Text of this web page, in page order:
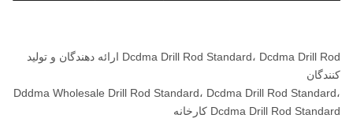
Dcdma Drill Rod Standard، Dcdma Drill Rod ارائه دهندگان و تولید
کنندگان
Dddma Wholesale Drill Rod Standard، Dcdma Drill Rod Standard،
Dcdma Drill Rod Standard کارخانه